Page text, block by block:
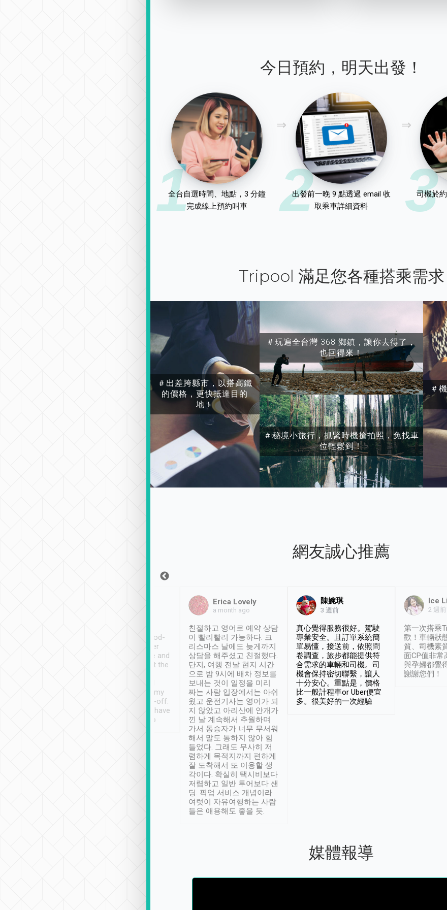
今日預約，明天出發！
1
全台自選時間、地點，3 分鐘
完成線上預約叫車
2
出發前一晚 9 點透過 email 收
取乘車詳細資料
3
司機於
Tripool 滿足您各種搭乘需求
＃出差跨縣市，以搭高鐵
的價格，更快抵達目的
地！
＃玩遍全台灣 368 鄉鎮，讓你去得了，
也回得來！
＃秘境小旅行，抓緊時機搶拍照，免找車
位輕鬆到！
＃
網友誠心推薦
service, vehicles in good-
condition and the driver
service was awesome and
thoughtful. Driver went the
have safely arrived at my
destination after drop-off.
Definitely something I have
not seen elsewhere 👍
Erica Lovely
a month ago
친절하고 영어로 예약 상담
이 빨리빨리 가능하다. 크
리스마스 날에도 늦게까지
상담을 해주셨고 친절했다.
단지, 여행 전날 현지 시간
으로 밤 9시에 배차 정보를
보내는 것이 일정을 미리
짜는 사람 입장에서는 아쉬
웠고 운전기사는 영어가 되
지 않았고 아리산에 안개가
낀 날 계속해서 추월하며
가서 동승자가 너무 무서워
해서 말도 통하지 않아 힘
들었다. 그래도 무사히 저
렴하게 목적지까지 편하게
잘 도착해서 또 이용할 생
각이다. 확실히 택시비보다
저렴하고 일반 투어보다 샌
딩. 픽업 서비스 개념이라
여럿이 자유여행하는 사람
들은 애용해도 좋을 듯.
陳婉琪
3 週前
真心覺得服務很好。駕駛
專業安全。且訂單系統簡
單易懂，接送前，依照問
卷調查，旅步都能提供符
合需求的車輛和司機。司
機會保持密切聯繫，讓人
十分安心。重點是，價格
比一般計程車or Uber便宜
多。很美好的一次經驗
Ice
2 週前
第一次搭乘
歡！車輛狀
質、司機素
面CP值非
與孕婦都覺
謝謝您們！
媒體報導